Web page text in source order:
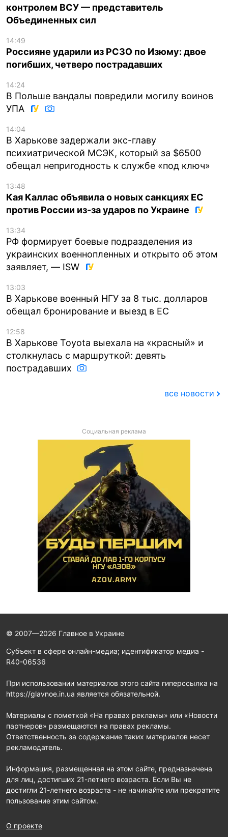
контролем ВСУ — представитель
Объединенных сил
14:49
Россияне ударили из РСЗО по Изюму: двое
погибших, четверо пострадавших
14:24
В Польше вандалы повредили могилу воинов
УПА
14:04
В Харькове задержали экс-главу
психиатрической МСЭК, который за $6500
обещал непригодность к службе «под ключ»
13:48
Кая Каллас объявила о новых санкциях ЕС
против России из-за ударов по Украине
13:34
РФ формирует боевые подразделения из
украинских военнопленных и открыто об этом
заявляет, — ISW
13:03
В Харькове военный НГУ за 8 тыс. долларов
обещал бронирование и выезд в ЕС
12:58
В Харькове Toyota выехала на «красный» и
столкнулась с маршруткой: девять
пострадавших
все новости
Социальная реклама
© 2007—2026 Главное в Украине
Субъект в сфере онлайн-медиа; идентификатор медиа -
R40-06536
При использовании материалов этого сайта гиперссылка на
https://glavnoe.in.ua является обязательной.
Материалы с пометкой «На правах рекламы» или «Новости
партнеров» размещаются на правах рекламы.
Ответственность за содержание таких материалов несет
рекламодатель.
Информация, размещенная на этом сайте, предназначена
для лиц, достигших 21-летнего возраста. Если Вы не
достигли 21-летнего возраста - не начинайте или прекратите
пользование этим сайтом.
О проекте